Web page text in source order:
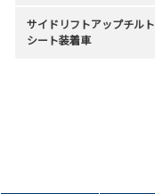
サイドリフトアップチルト
シート装着車